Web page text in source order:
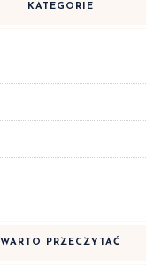
KATEGORIE
WARTO PRZECZYTAĆ